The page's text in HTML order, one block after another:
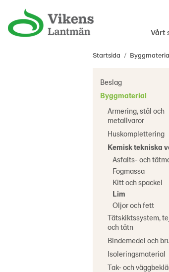
Vårt
Startsida /
Beslag
Byggmaterial
Armering, stål och
metallvaror
Huskomplettering
Kemisk tekniska
Asfalts- och
Fogmassa
Kitt och spackel
Lim
Oljor och fett
Tätskiktssystem,
och tätn
Bindemedel och
Isoleringsmaterial
Tak- och